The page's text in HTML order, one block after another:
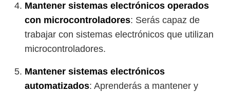
Mantener sistemas electrónicos operados
con microcontroladores: Serás capaz de
trabajar con sistemas electrónicos que utilizan
microcontroladores.
Mantener sistemas electrónicos
automatizados: Aprenderás a mantener y